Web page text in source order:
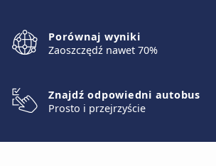
Porównaj wyniki
Zaoszczędź nawet 70%
Znajdź odpowiedni autobus
Prosto i przejrzyście